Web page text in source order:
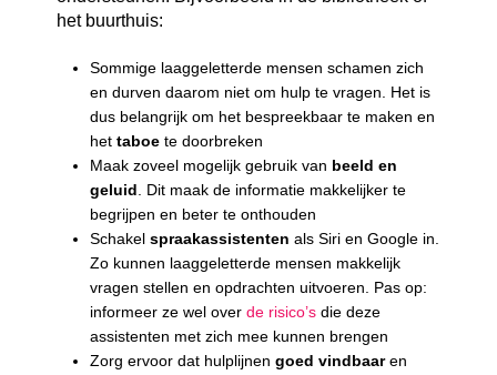
het buurthuis:
Sommige laaggeletterde mensen schamen zich
en durven daarom niet om hulp te vragen. Het is
dus belangrijk om het bespreekbaar te maken en
hettaboe te doorbreken
Maak zoveel mogelijk gebruik van beeld en
geluid . Dit maak de informatie makkelijker te
begrijpen en beter te onthouden
Schakelspraakassistenten als Siri en Google in.
Zo kunnen laaggeletterde mensen makkelijk
vragen stellen en opdrachten uitvoeren. Pas op:
informeer ze wel overde risico’s die deze
assistenten met zich mee kunnen brengen
Zorg ervoor dat hulplijnengoed vindbaaren